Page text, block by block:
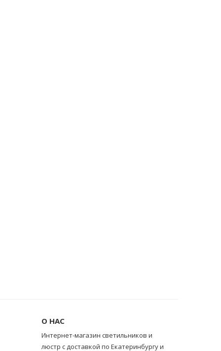
О НАС
Интернет-магазин светильников и
люстр с доставкой по Екатеринбургу и